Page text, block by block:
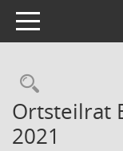
Toggle navigation
Ortsteilrat
2021